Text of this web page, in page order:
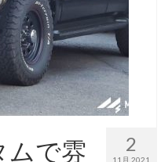
2
11月 2021
ムで雰